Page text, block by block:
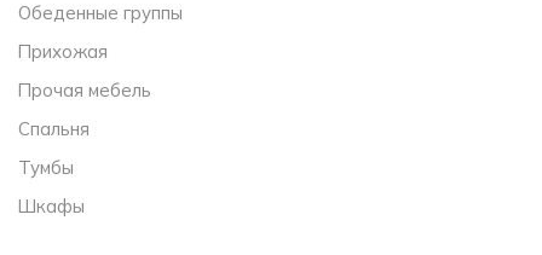
Обеденные группы
Прихожая
Прочая мебель
Спальня
Тумбы
Шкафы